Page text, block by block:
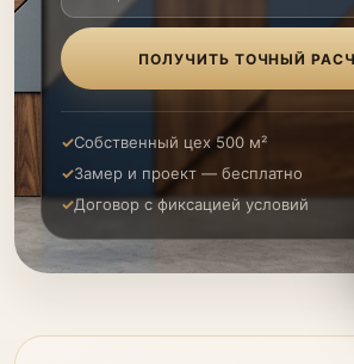
ПОЛУЧИТЬ ТОЧНЫЙ
Собственный цех 500 м²
Замер и проект — бесплатно
Договор с фиксацией условий